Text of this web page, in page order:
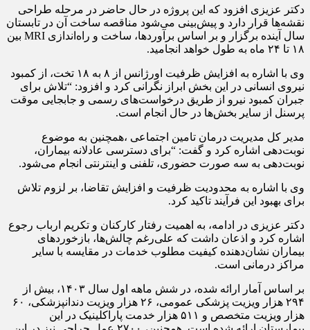
دکتر عزیزی افزود که این پروژه در حال حاضر در مرحله طراحی
نقشه‌ها قرار دارد و پیش‌بینی می‌شود مناقصه ساخت آن در تابستان
سال آینده برگزار و بر اساس برآوردها، ساخت و راه‌اندازی MRI بین
۱۸ تا ۲۴ ماه به طول خواهد انجامید.
وی با اشاره به افزایش ظرفیت اورژانس از ۸ به ۱۸ تخت، از کمبود
نیروی انسانی در این بخش ابراز نگرانی کرد و افزود: “تلاش برای
جبران کمبود نیرو از طریق درخواست‌های رسمی و جابجایی موقت
پرسنل از سایر بخش‌ها در حال انجام است.
مدیر کل مدیریت درمان تامین اجتماعی ،همچنین به موضوع
نوبت‌دهی اشاره کرد و گفت: “برای دسترسی عادلانه بیماران،
نوبت‌دهی به سه صورت حضوری، تلفنی و اینترنتی انجام می‌شود.
وی با اشاره به محدودیت ظرفیت و افزایش تقاضا، بر لزوم تلاش
برای بهبود این فرآیند تاکید کرد.
دکتر عزیزی در ادامه، به اهمیت رفتار کارکنان و تکریم ارباب رجوع
اشاره کرد و اذعان داشت که علی‌رغم چالش‌ها، بازخوردهای
بیماران نشان‌دهنده کیفیت مطلوب خدمات در مقایسه با سایر
مراکز درمانی است.
بر اساس آمار ارائه شده، در شش ماهه اول سال ۱۴۰۳، بیش از
۲۹۴ هزار ویزیت پزشکی عمومی، ۲۶ هزار ویزیت دندانپزشکی، ۶۰
هزار ویزیت متخصص و ۵۱۱ هزار خدمت پاراکلینیک در این